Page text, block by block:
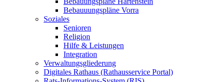
Bebauuungspläne Vorra
Soziales
Senioren
Religion
Hilfe & Leistungen
Integration
Verwaltungsgliederung
Digitales Rathaus (Rathausservice Portal)